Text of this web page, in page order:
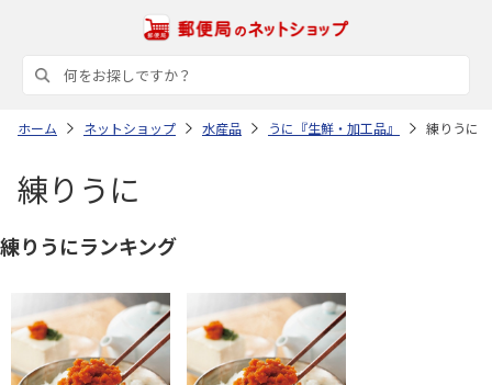
ホーム ネットショップ 水産品 うに『生鮮・加工品』 練りうに
練りうに
練りうにランキング